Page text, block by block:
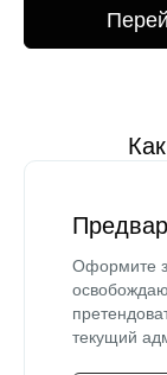
Оформите
текущий